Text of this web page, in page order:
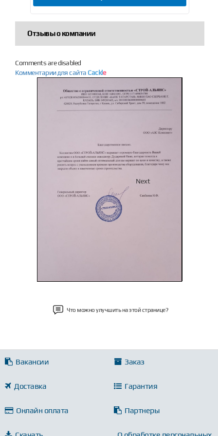
Отзывы о компании
Comments are disabled
Комментарии для сайта Cackle
Next
Что можно улучшить на этой странице?
Вакансии Заказ
Доставка Гарантия
Онлайн оплата Партнеры